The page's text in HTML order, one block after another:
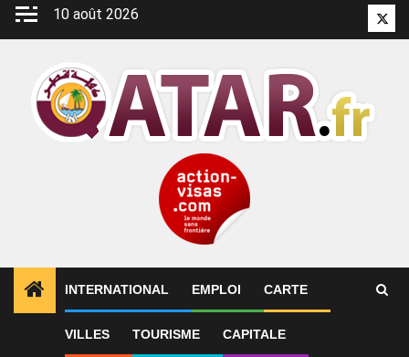
Aller
10 août 2026
INTERNATIONAL EMPLOI CARTE
VILLES TOURISME CAPITALE
International